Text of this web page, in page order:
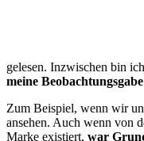
gelesen. Inzwischen bin
meine
Zum Beispiel, wenn wir
ansehen. Auch wenn von
Marke existiert, war